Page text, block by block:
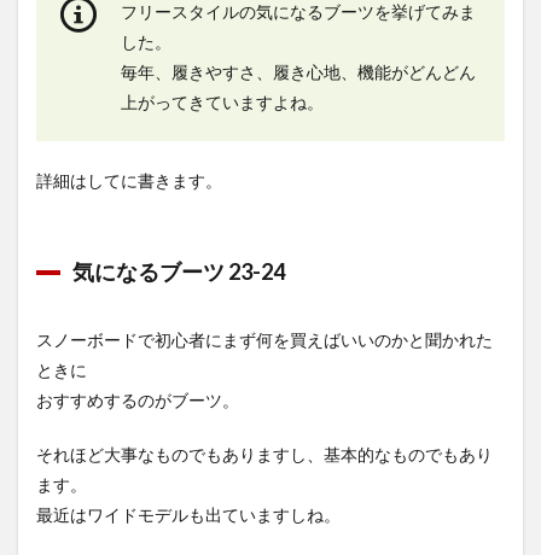
フリースタイルの気になるブーツを挙げてみま
した。
毎年、履きやすさ、履き心地、機能がどんどん
上がってきていますよね。
詳細はしてに書きます。
気になるブーツ 23-24
スノーボードで初心者にまず何を買えばいいのかと聞かれた
ときに
おすすめするのがブーツ。
それほど大事なものでもありますし、基本的なものでもあり
ます。
最近はワイドモデルも出ていますしね。